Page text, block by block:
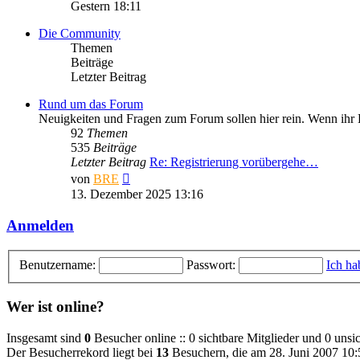
Gestern 18:11
Die Community
Themen
Beiträge
Letzter Beitrag
Rund um das Forum
Neuigkeiten und Fragen zum Forum sollen hier rein. Wenn
92 Themen
535 Beiträge
Letzter Beitrag Re: Registrierung vorübergehe…
von BRE
Beitrag
13. Dezember 2025 13:16
Anmelden
Benutzername: Passwort: Ich
Wer ist online?
Insgesamt sind 0 Besucher online :: 0 sichtbare Mitglieder und 0
Der Besucherrekord liegt bei 13 Besuchern, die am 28. Juni 2007